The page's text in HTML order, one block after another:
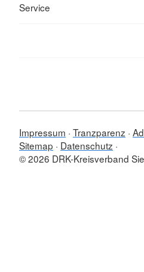
Service
Impressum Tranzparenz
Sitemap
Datenschutz
© 2026 DRK-Kreisverband